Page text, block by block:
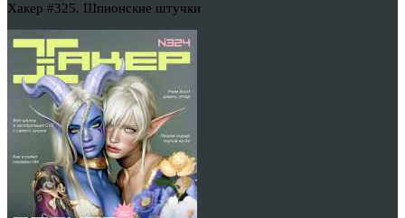
Хакер #325. Шпионские штучки